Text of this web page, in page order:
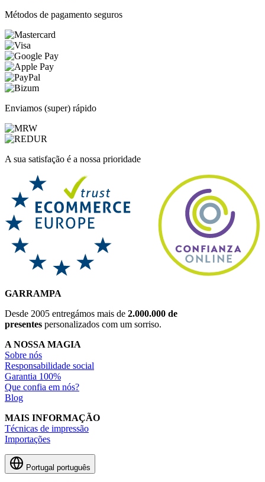
Métodos de pagamento seguros
Enviamos (super) rápido
A sua satisfação é a nossa prioridade
GARRAMPA
Desde 2005 entregámos mais de 2.000.000 de
presentes personalizados com um sorriso.
A NOSSA MAGIA
Sobre nós
Responsabilidade social
Garantia 100%
Que confia em nós?
Blog
MAIS INFORMAÇÃO
Técnicas de impressão
Importações
Portugal português